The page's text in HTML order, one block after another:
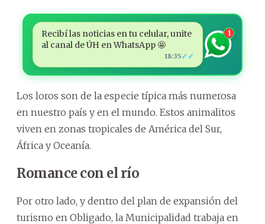
Recibí las noticias en tu celular, unite
al canal de ÚH en WhatsApp 🤩
18:35✓✓
1
Los loros son de la especie típica más numerosa
en nuestro país y en el mundo. Estos animalitos
viven en zonas tropicales de América del Sur,
África y Oceanía.
Romance con el río
Por otro lado, y dentro del plan de expansión del
turismo en Obligado, la Municipalidad trabaja en